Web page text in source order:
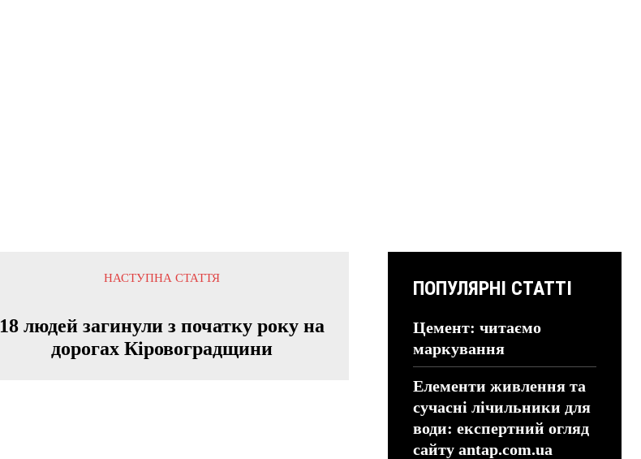
НАСТУПНА СТАТТЯ
18 людей загинули з початку року на
дорогах Кіровоградщини
ПОПУЛЯРНІ СТАТТІ
Цемент: читаємо
маркування
Елементи живлення та
сучасні лічильники для
води: експертний огляд
сайту antap.com.ua